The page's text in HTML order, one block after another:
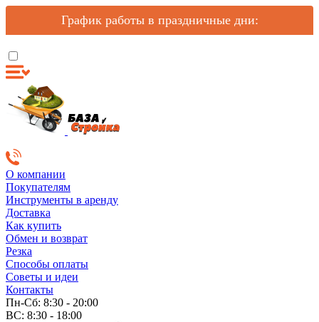
График работы в праздничные дни:
О компании
Покупателям
Инструменты в аренду
Доставка
Как купить
Обмен и возврат
Резка
Способы оплаты
Советы и идеи
Контакты
Пн-Сб: 8:30 - 20:00
ВС: 8:30 - 18:00